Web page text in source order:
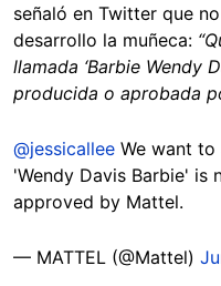
señaló en Twitter que
desarrollo la muñeca:
llamada ‘Barbie Wendy
producida o aprobada
@jessicallee We want
'Wendy Davis Barbie' is
approved by Mattel.
— MATTEL (@Mattel)